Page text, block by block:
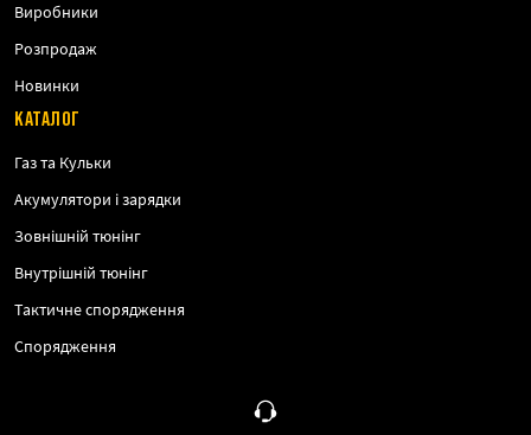
Виробники
Розпродаж
Новинки
КАТАЛОГ
Газ та Кульки
Акумулятори і зарядки
Зовнішній тюнінг
Внутрішній тюнінг
Тактичне спорядження
Спорядження